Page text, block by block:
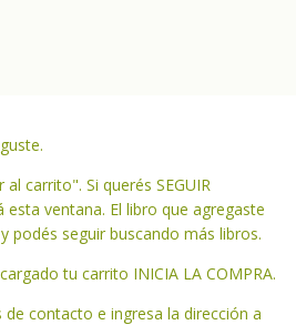
al carrito". Si querés SEGUIR
esta ventana. El libro que agregaste
podés seguir buscando más libros.
tu carrito INICIA LA COMPRA.
contacto e ingresa la dirección a